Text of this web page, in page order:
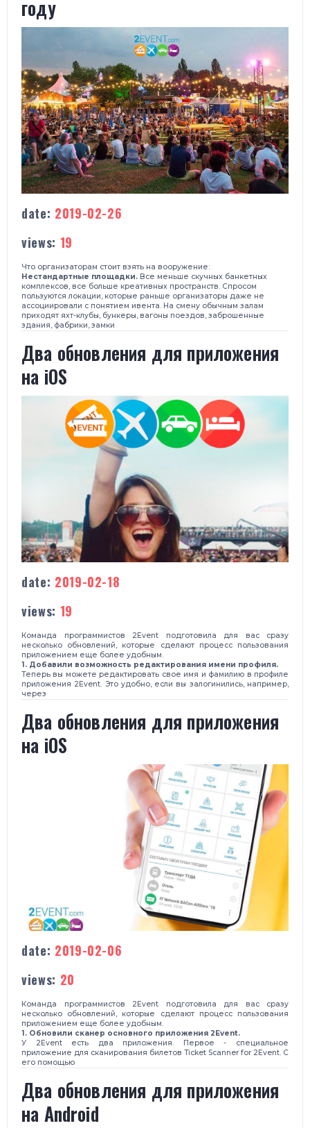
году
date: 2019-02-26
views: 19
Что организаторам стоит взять на вооружение:
Нестандартные площадки. Все меньше скучных банкетных
комплексов, все больше креативных пространств. Спросом
пользуются локации, которые раньше организаторы даже не
ассоциировали с понятием ивента. На смену обычным залам
приходят яхт-клубы, бункеры, вагоны поездов, заброшенные
здания, фабрики, замки
Два обновления для приложения
на iOS
date: 2019-02-18
views: 19
Команда программистов 2Event подготовила для вас сразу
несколько обновлений, которые сделают процесс пользования
приложением еще более удобным.
1. Добавили возможность редактирования имени профиля.
Теперь вы можете редактировать свое имя и фамилию в профиле
приложения 2Event. Это удобно, если вы залогинились, например,
через
Два обновления для приложения
на iOS
date: 2019-02-06
views: 20
Команда программистов 2Event подготовила для вас сразу
несколько обновлений, которые сделают процесс пользования
приложением еще более удобным.
1. Обновили сканер основного приложения 2Event.
У 2Event есть два приложения. Первое - специальное
приложение для сканирования билетов Ticket Scanner for 2Event. С
его помощью
​Два обновления для приложения
на Android